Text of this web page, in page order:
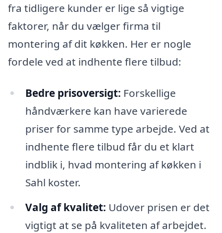
fra tidligere kunder er lige så vigtige
faktorer, når du vælger firma til
montering af dit køkken. Her er nogle
fordele ved at indhente flere tilbud:
Bedre prisoversigt: Forskellige
håndværkere kan have varierede
priser for samme type arbejde. Ved at
indhente flere tilbud får du et klart
indblik i, hvad montering af køkken i
Sahl koster.
Valg af kvalitet: Udover prisen er det
vigtigt at se på kvaliteten af arbejdet.